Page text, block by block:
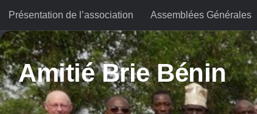
Skip to content
Présentation de l’association Assemblées Générales
Amitié Brie Bénin